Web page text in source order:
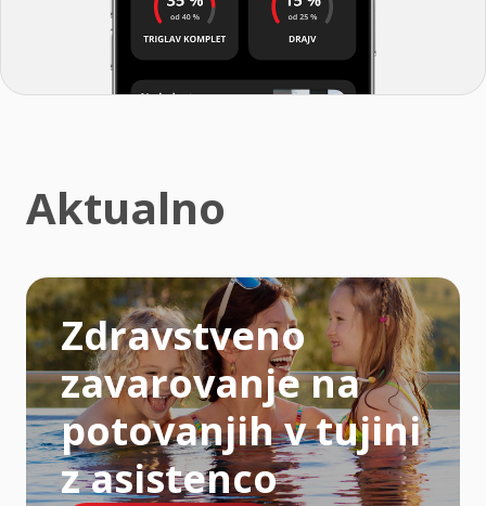
Aktualno
Zdravstveno
zavarovanje na
potovanjih v tujini
z asistenco